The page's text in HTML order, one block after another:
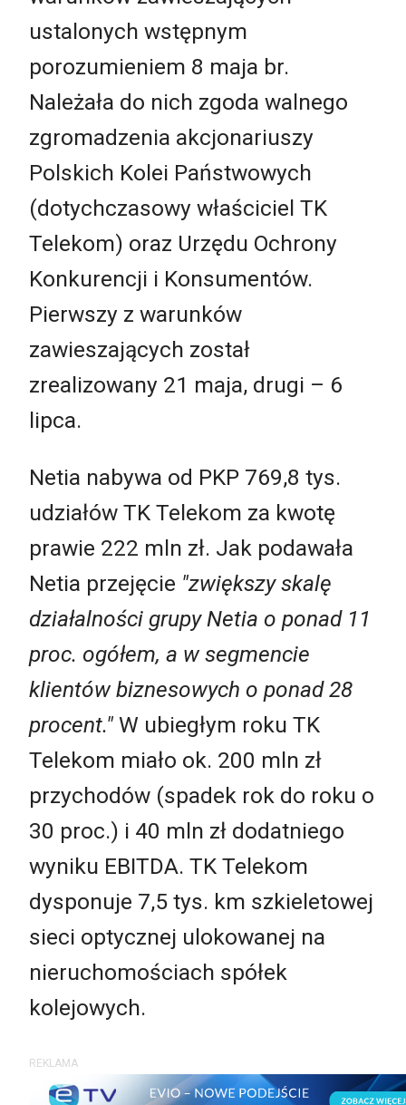
ustalonych wstępnym
porozumieniem 8 maja br.
Należała do nich zgoda walnego
zgromadzenia akcjonariuszy
Polskich Kolei Państwowych
(dotychczasowy właściciel TK
Telekom) oraz Urzędu Ochrony
Konkurencji i Konsumentów.
Pierwszy z warunków
zawieszających został
zrealizowany 21 maja, drugi – 6
lipca.
Netia nabywa od PKP 769,8 tys.
udziałów TK Telekom za kwotę
prawie 222 mln zł. Jak podawała
Netia przejęcie "zwiększy skalę
działalności grupy Netia o ponad 11
proc. ogółem, a w segmencie
klientów biznesowych o ponad 28
procent." W ubiegłym roku TK
Telekom miało ok. 200 mln zł
przychodów (spadek rok do roku o
30 proc.) i 40 mln zł dodatniego
wyniku EBITDA. TK Telekom
dysponuje 7,5 tys. km szkieletowej
sieci optycznej ulokowanej na
nieruchomościach spółek
kolejowych.
REKLAMA